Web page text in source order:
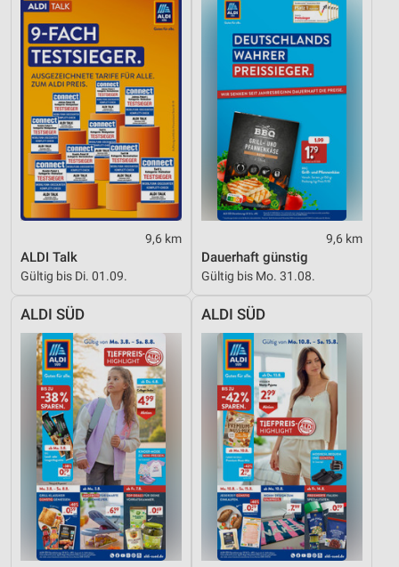
9,6 km
ALDI Talk
Gültig bis Di. 01.09.
9,6 km
Dauerhaft günstig
Gültig bis Mo. 31.08.
ALDI SÜD ALDI SÜD